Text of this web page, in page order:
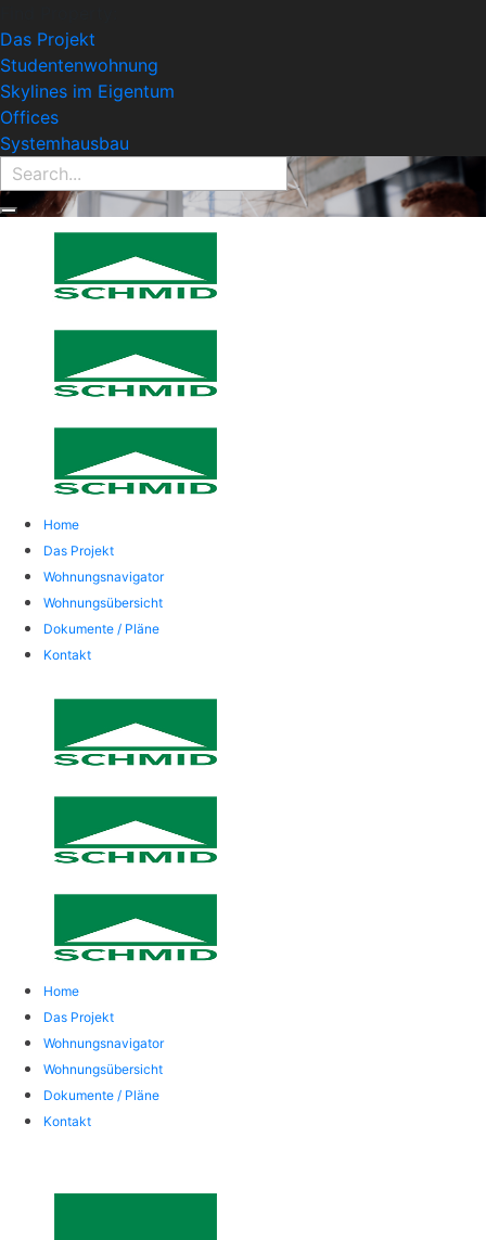
Das Projekt
Studentenwohnung
Skylines im Eigentum
Offices
Systemhausbau
Home
Das Projekt
Wohnungsnavigator
Wohnungsübersicht
Dokumente / Pläne
Kontakt
Home
Das Projekt
Wohnungsnavigator
Wohnungsübersicht
Dokumente / Pläne
Kontakt